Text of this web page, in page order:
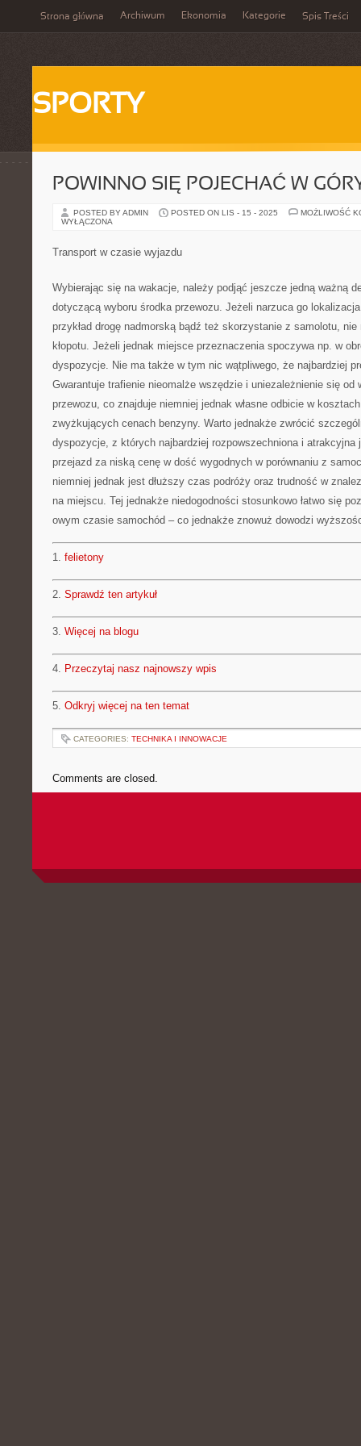
Strona główna Archiwum Ekonomia Kategorie Spis Treści
SPORTY
POWINNO SIĘ POJECHAĆ W
POSTED BY ADMIN POSTED ON LIS - 15 - 2025
MOŻLIWOŚĆ
WYŁĄCZONA
Transport w czasie wyjazdu
Wybierając się na wakacje, należy podjąć jeszcze jedną ważną
dotyczącą wyboru środka przewozu. Jeżeli narzuca go
przykład drogę nadmorską bądź też skorzystanie z samolotu,
kłopotu. Jeżeli jednak miejsce przeznaczenia spoczywa np. w
dyspozycje. Nie ma także w tym nic wątpliwego, że najbardziej
Gwarantuje trafienie nieomalże wszędzie i uniezależnienie się od
przewozu, co znajduje niemniej jednak własne odbicie w
zwyżkujących cenach benzyny. Warto jednakże zwrócić
dyspozycje, z których najbardziej rozpowszechniona i atrakcyjna
przejazd za niską cenę w dość wygodnych w porównaniu z
niemniej jednak jest dłuższy czas podróży oraz trudność w
na miejscu. Tej jednakże niedogodności stosunkowo łatwo się
owym czasie samochód – co jednakże znowuż dowodzi
1. felietony
2. Sprawdź ten artykuł
3. Więcej na blogu
4. Przeczytaj nasz najnowszy wpis
5. Odkryj więcej na ten temat
CATEGORIES: TECHNIKA I INNOWACJE
Comments are closed.